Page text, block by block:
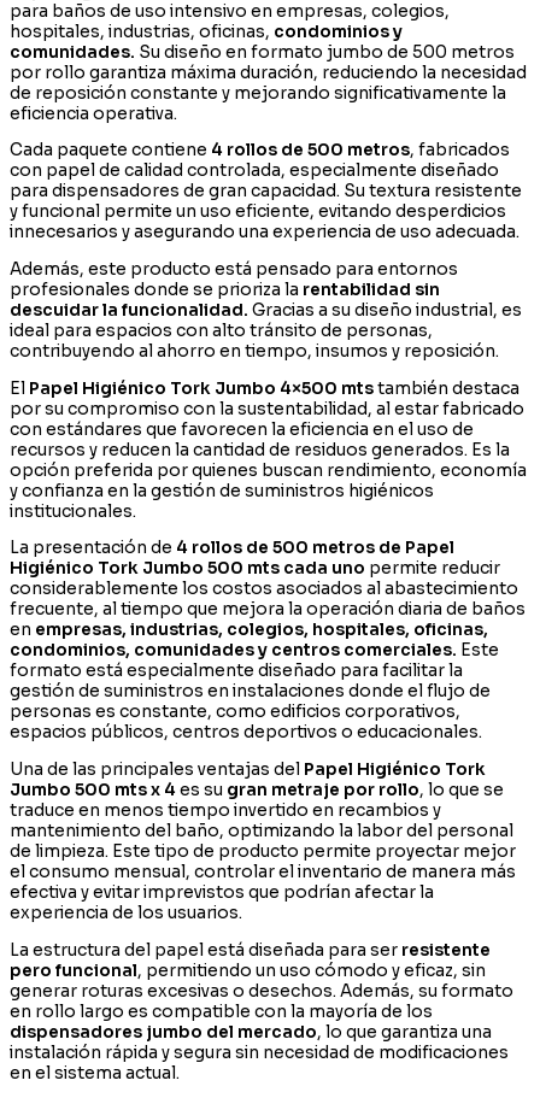
Institucionales
cantidad
para baños de uso intensivo en empresas, colegios,
hospitales, industrias, oficinas, condominios y
comunidades. Su diseño en formato jumbo de 500 metros
por rollo garantiza máxima duración, reduciendo la necesidad
de reposición constante y mejorando significativamente la
eficiencia operativa.
Cada paquete contiene 4 rollos de 500 metros, fabricados
con papel de calidad controlada, especialmente diseñado
para dispensadores de gran capacidad. Su textura resistente
y funcional permite un uso eficiente, evitando desperdicios
innecesarios y asegurando una experiencia de uso adecuada.
Además, este producto está pensado para entornos
profesionales donde se prioriza la rentabilidad sin
descuidar la funcionalidad. Gracias a su diseño industrial, es
ideal para espacios con alto tránsito de personas,
contribuyendo al ahorro en tiempo, insumos y reposición.
El Papel Higiénico Tork Jumbo 4×500 mtstambién destaca
por su compromiso con la sustentabilidad, al estar fabricado
con estándares que favorecen la eficiencia en el uso de
recursos y reducen la cantidad de residuos generados. Es la
opción preferida por quienes buscan rendimiento, economía
y confianza en la gestión de suministros higiénicos
institucionales.
La presentación de 4 rollos de 500 metros de Papel
Higiénico Tork Jumbo 500 mts cada uno permite reducir
considerablemente los costos asociados al abastecimiento
frecuente, al tiempo que mejora la operación diaria de baños
en empresas, industrias, colegios, hospitales, oficinas,
condominios, comunidades y centros comerciales. Este
formato está especialmente diseñado para facilitar la
gestión de suministros en instalaciones donde el flujo de
personas es constante, como edificios corporativos,
espacios públicos, centros deportivos o educacionales.
Una de las principales ventajas del Papel Higiénico Tork
Jumbo 500 mtsx 4es su gran metraje por rollo, lo que se
traduce en menos tiempo invertido en recambios y
mantenimiento del baño, optimizando la labor del personal
de limpieza. Este tipo de producto permite proyectar mejor
el consumo mensual, controlar el inventario de manera más
efectiva y evitar imprevistos que podrían afectar la
experiencia de los usuarios.
La estructura del papel está diseñada para ser resistente
pero funcional, permitiendo un uso cómodo y eficaz, sin
generar roturas excesivas o desechos. Además, su formato
en rollo largo es compatible con la mayoría de los
dispensadores jumbo del mercado, lo que garantiza una
instalación rápida y segura sin necesidad de modificaciones
en el sistema actual.